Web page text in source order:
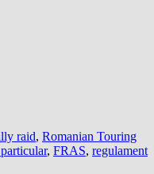
raid, Romanian Touring
, FRAS, regulament